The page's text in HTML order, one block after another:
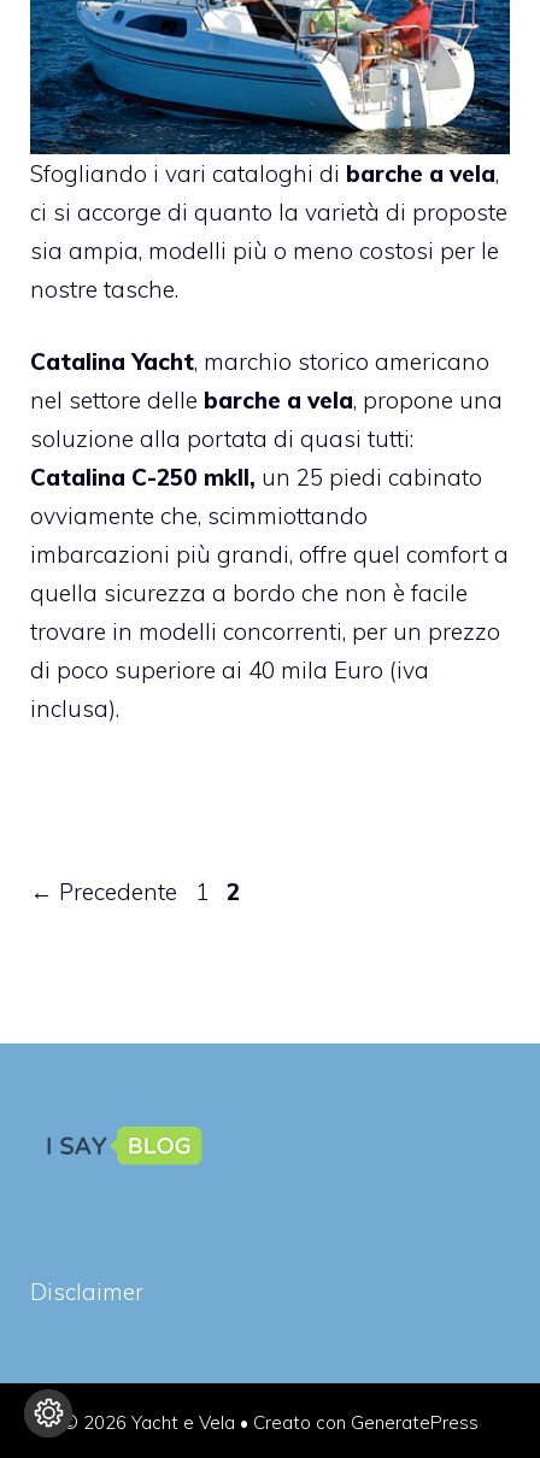
Sfogliando i vari cataloghi di barche a vela,
ci si accorge di quanto la varietà di proposte
sia ampia, modelli più o meno costosi per le
nostre tasche.
Catalina Yacht, marchio storico americano
nel settore delle barche a vela, propone una
soluzione alla portata di quasi tutti:
Catalina C-250 mkII, un 25 piedi cabinato
ovviamente che, scimmiottando
imbarcazioni più grandi, offre quel comfort a
quella sicurezza a bordo che non è facile
trovare in modelli concorrenti, per un prezzo
di poco superiore ai 40 mila Euro (iva
inclusa).
← Precedente Pagina
1 Pagina
2
Disclaimer
© 2026 Yacht e Vela • Creato con GeneratePress